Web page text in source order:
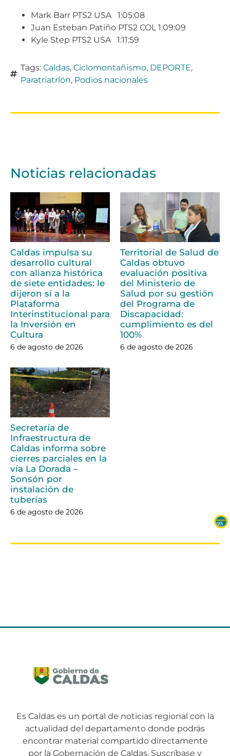
Mark Barr PTS2 USA 1:05:08
Juan Esteban Patiño PTS2 COL 1:09:09
Kyle Step PTS2 USA 1:11:59
Tags: Caldas, Ciclomontañismo, DEPORTE,
Paratriatrlón, Podios nacionales
Noticias relacionadas
Caldas impulsa su
desarrollo cultural
con alianza histórica
de siete entidades: le
dijeron sí a la
Plataforma
Interinstitucional para
la Inversión en
Cultura
6 de agosto de 2026
Territorial de Salud de
Caldas obtuvo
evaluación positiva
del Ministerio de
Salud por su gestión
del Programa de
Discapacidad:
cumplimiento es del
100%
6 de agosto de 2026
Secretaría de
Infraestructura de
Caldas informa sobre
cierres parciales en la
vía La Dorada –
Sonsón por
instalación de
tuberías
6 de agosto de 2026
Es Caldas es un portal de noticias regional con la
actualidad del departamento donde podrás
encontrar material compartido directamente
por la Gobernación de Caldas. Suscríbase y